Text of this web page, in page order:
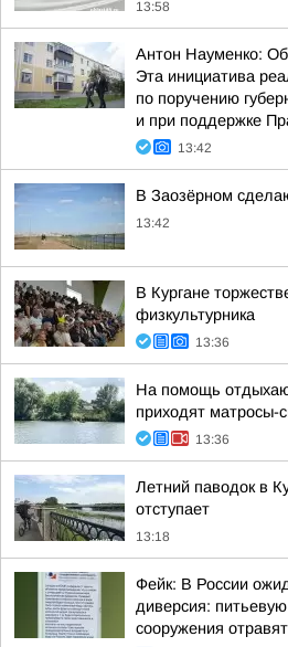
13:58
Антон Науменко:
Эта инициатива
по поручению
и при поддержке
13:42
В Заозёрном
13:42
В Кургане
физкультурника
13:36
На помощь
приходят матросы-
13:36
Летний паводок в
отступает
13:18
Фейк: В России
диверсия:
сооружения